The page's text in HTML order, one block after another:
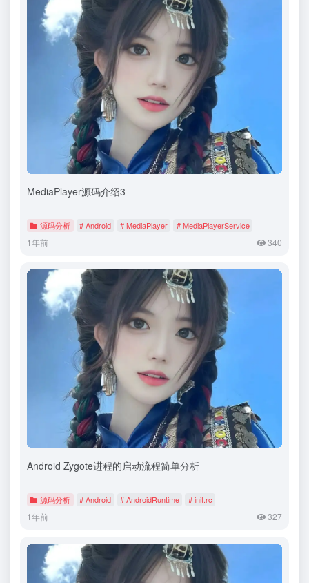
MediaPlayer源码介绍3
源码分析 # Android # MediaPlayer # MediaPlayerService
1年前 340
Android Zygote进程的启动流程简单分析
源码分析 # Android # AndroidRuntime # init.rc
1年前 327